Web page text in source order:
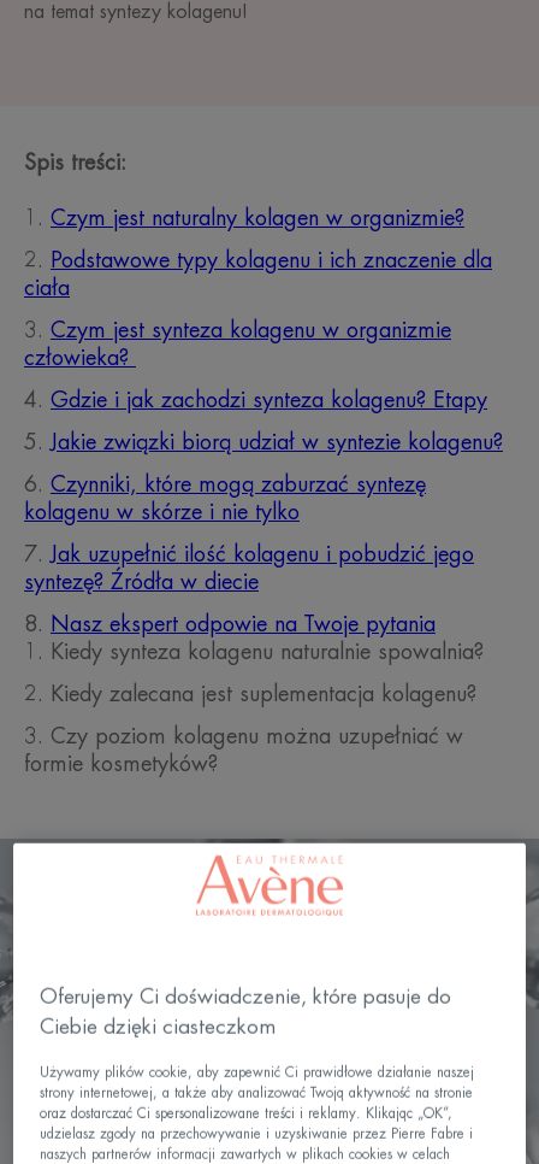
na temat syntezy kolagenu!
Spis treści:
Czym jest naturalny kolagen w organizmie?
Podstawowe typy kolagenu i ich znaczenie dla
ciała
Czym jest synteza kolagenu w organizmie
człowieka?
Gdzie i jak zachodzi synteza kolagenu? Etapy
Jakie związki biorą udział w syntezie kolagenu?
Czynniki, które mogą zaburzać syntezę
kolagenu w skórze i nie tylko
Jak uzupełnić ilość kolagenu i pobudzić jego
syntezę? Źródła w diecie
Nasz ekspert odpowie na Twoje pytania
Kiedy synteza kolagenu naturalnie spowalnia?
Kiedy zalecana jest suplementacja kolagenu?
Czy poziom kolagenu można uzupełniać w
formie kosmetyków?
Oferujemy Ci doświadczenie, które pasuje do
Ciebie dzięki ciasteczkom
Używamy plików cookie, aby zapewnić Ci prawidłowe działanie naszej
strony internetowej, a także aby analizować Twoją aktywność na stronie
oraz dostarczać Ci spersonalizowane treści i reklamy. Klikając „OK”,
udzielasz zgody na przechowywanie i uzyskiwanie przez Pierre Fabre i
naszych partnerów informacji zawartych w plikach cookies w celach